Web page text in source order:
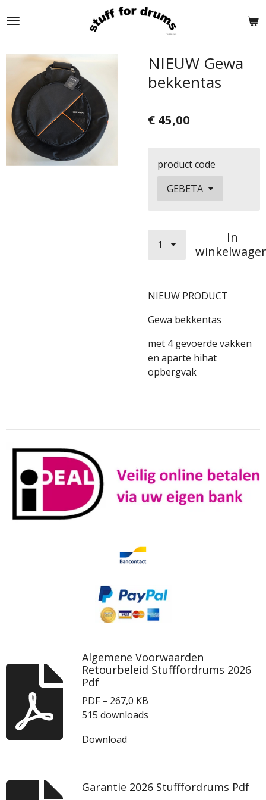
direct
de
hoofdinhoud
NIEUW Gewa
bekkentas
€ 45,00
product code
In
NIEUW PRODUCT
Gewa bekkentas
met 4 gevoerde vakken
en aparte hihat
opbergvak
Algemene Voorwaarden
Retourbeleid Stufffordrums 2026
Pdf
PDF – 267,0 KB
515 downloads
Download
Garantie 2026 Stufffordrums Pdf